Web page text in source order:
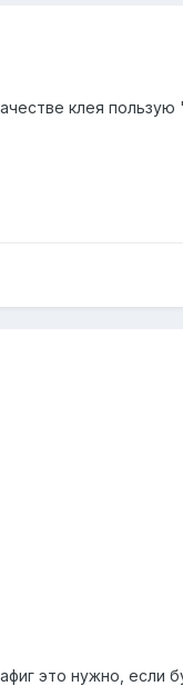
клея
это нужно, если